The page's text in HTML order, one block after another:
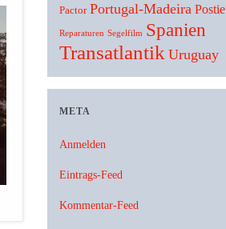
Pactor Portugal-Madeira Postie
Reparaturen Segelfilm Spanien
Transatlantik Uruguay
META
Anmelden
Eintrags-Feed
Kommentar-Feed